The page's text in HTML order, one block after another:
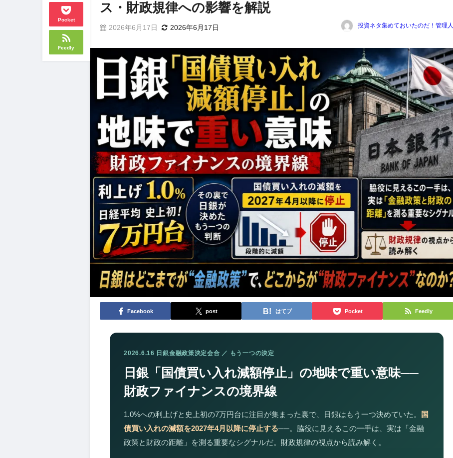
Pocket
Feedly
ス・財政規律への影響を解説
2026年6月17日 2026年6月17日 投資ネタ集めておいたのだ！管理人
Facebook post はてブ Pocket Feedly
2026.6.16 日銀金融政策決定会合 ／ もう一つの決定
日銀「国債買い入れ減額停止」の地味で重い意味──
財政ファイナンスの境界線
1.0%への利上げと史上初の7万円台に注目が集まった裏で、日銀はもう一つ決めていた。
国
債買い入れの減額を2027年4月以降に停止する──。脇役に見えるこの一手は、実は「金融
政策と財政の距離」を測る重要なシグナルだ。財政規律の視点から読み解く。